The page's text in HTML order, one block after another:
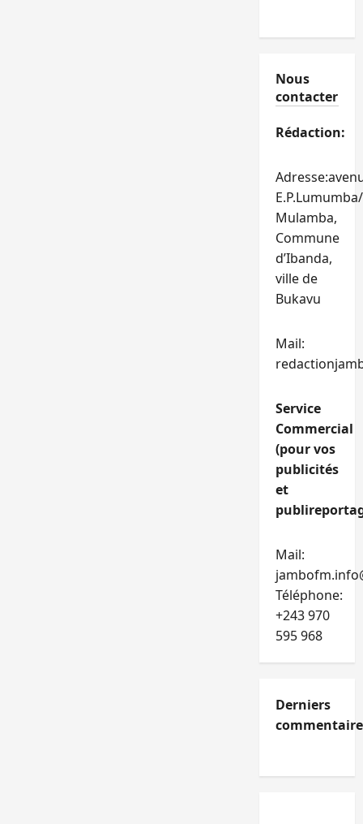
Nous
contacter
Rédaction:
Mulamba,
Commune
d’Ibanda,
ville de
Bukavu
Mail:
Service
Commercial
(pour vos
publicités
et
Mail:
Téléphone:
+243 970
595 968
Derniers